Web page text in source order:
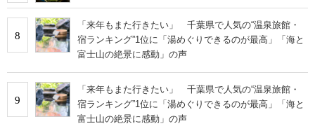
8
「来年もまた行きたい」 千葉県で人気の“温泉旅館・
宿ランキング”1位に「湯めぐりできるのが最高」「海と
富士山の絶景に感動」の声
9
「来年もまた行きたい」 千葉県で人気の“温泉旅館・
宿ランキング”1位に「湯めぐりできるのが最高」「海と
富士山の絶景に感動」の声